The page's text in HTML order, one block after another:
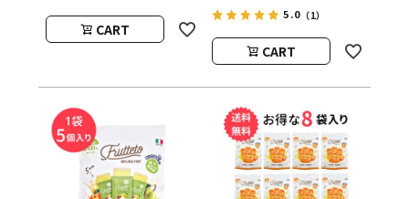
（アシュレイアンドバー
ウッド）CART
5.0（1）
CART